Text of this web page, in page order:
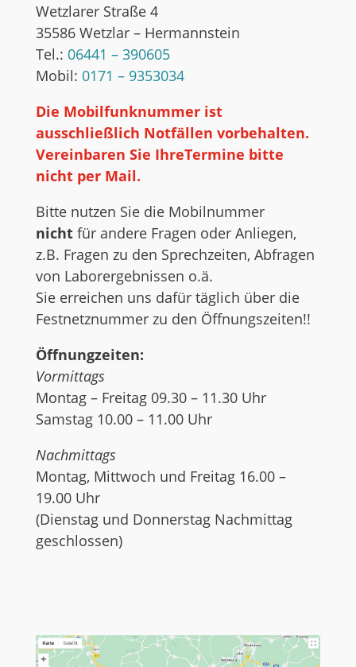
Wetzlarer Straße 4
35586 Wetzlar – Hermannstein
Tel.: 06441 – 390605
Mobil: 0171 – 9353034
Die Mobilfunknummer ist
ausschließlich Notfällen vorbehalten.
Vereinbaren Sie IhreTermine bitte
nicht per Mail.
Bitte nutzen Sie die Mobilnummer
nichtfür andere Fragen oder Anliegen,
z.B. Fragen zu den Sprechzeiten, Abfragen
von Laborergebnissen o.ä.
Sie erreichen uns dafür täglich über die
Festnetznummer zu den Öffnungszeiten!!
Öffnungzeiten:
Vormittags
Montag – Freitag 09.30 – 11.30 Uhr
Samstag 10.00 – 11.00 Uhr
Nachmittags
Montag, Mittwoch und Freitag 16.00 –
19.00 Uhr
(Dienstag und Donnerstag Nachmittag
geschlossen)